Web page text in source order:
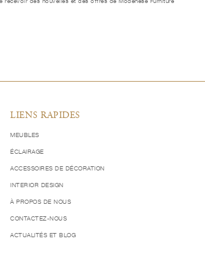
LIENS RAPIDES
MEUBLES
ÉCLAIRAGE
ACCESSOIRES DE DÉCORATION
INTERIOR DESIGN
À PROPOS DE NOUS
CONTACTEZ-NOUS
ACTUALITÉS ET BLOG